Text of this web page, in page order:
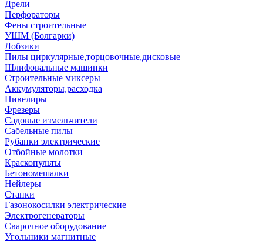
Дрели
Перфораторы
Фены строительные
УШМ (Болгарки)
Лобзики
Пилы циркулярные,торцовочные,дисковые
Шлифовальные машинки
Строительные миксеры
Аккумуляторы,расходка
Нивелиры
Фрезеры
Садовые измельчители
Сабельные пилы
Рубанки электрические
Отбойные молотки
Краскопульты
Бетономешалки
Нейлеры
Станки
Газонокосилки электрические
Электрогенераторы
Сварочное оборудование
Угольники магнитные